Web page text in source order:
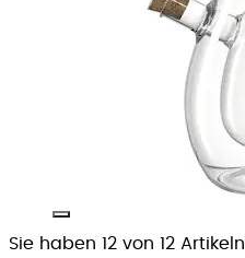
Sie haben 12 von 12